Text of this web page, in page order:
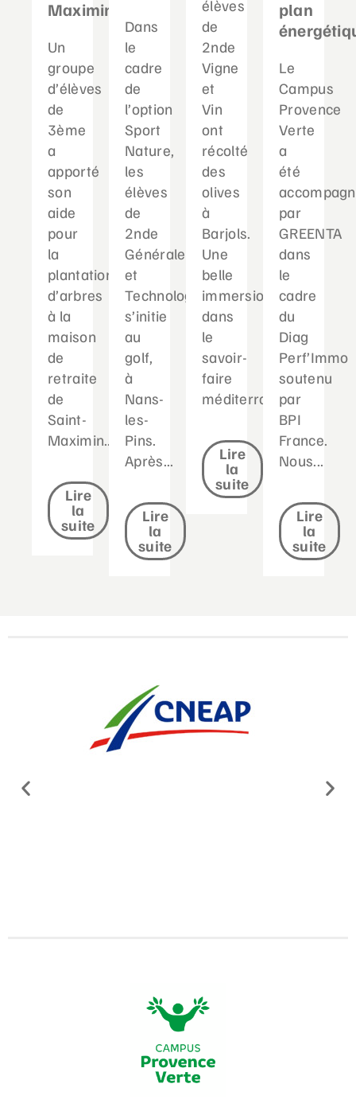
Maximin
Un
groupe
d’élèves
de
3ème
a
apporté
son
aide
pour
la
plantation
d’arbres
à la
maison
de
retraite
de
Saint-
Maximin....
Lire
la
suite
Dans
le
cadre
de
l’option
Sport
Nature,
les
élèves
de
2nde
Générale
et
Technologique
s’initie
au
golf,
à
Nans-
les-
Pins.
Après...
Lire
la
suite
élèves
de
2nde
Vigne
et
Vin
ont
récolté
des
olives
à
Barjols.
Une
belle
immersion
dans
le
savoir-
faire
méditerranéen...
Lire
la
suite
plan
Le
Campus
Provence
Verte
a
été
par
GREENTA
dans
le
cadre
du
Diag
Perf’Immo
soutenu
par
BPI
France.
Nous...
Lire
la
suite